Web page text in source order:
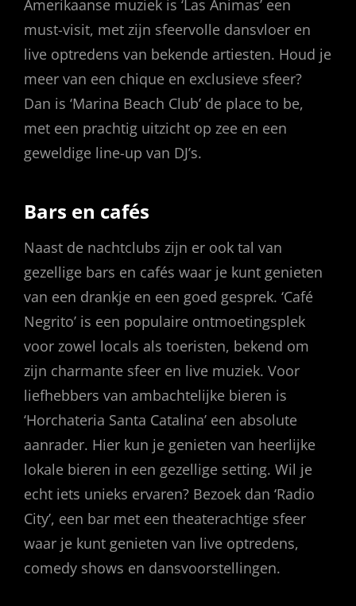
Amerikaanse muziek is ‘Las Animas’ een
must-visit, met zijn sfeervolle dansvloer en
live optredens van bekende artiesten. Houd je
meer van een chique en exclusieve sfeer?
Dan is ‘Marina Beach Club’ de place to be,
met een prachtig uitzicht op zee en een
geweldige line-up van DJ’s.
Bars en cafés
Naast de nachtclubs zijn er ook tal van
gezellige bars en cafés waar je kunt genieten
van een drankje en een goed gesprek. ‘Café
Negrito’ is een populaire ontmoetingsplek
voor zowel locals als toeristen, bekend om
zijn charmante sfeer en live muziek. Voor
liefhebbers van ambachtelijke bieren is
‘Horchateria Santa Catalina’ een absolute
aanrader. Hier kun je genieten van heerlijke
lokale bieren in een gezellige setting. Wil je
echt iets unieks ervaren? Bezoek dan ‘Radio
City’, een bar met een theaterachtige sfeer
waar je kunt genieten van live optredens,
comedy shows en dansvoorstellingen.